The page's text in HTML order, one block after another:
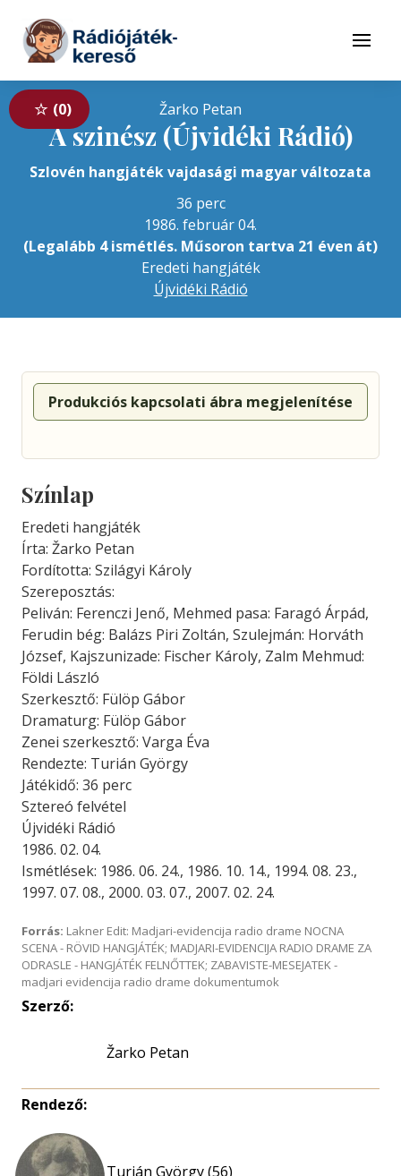
Tovább a tartalomhoz
Menü
0 Žarko Petan
A szinész (Újvidéki Rádió)
Szlovén hangjáték vajdasági magyar változata
36 perc
1986. február 04.
(Legalább 4 ismétlés. Műsoron tartva 21 éven át)
Eredeti hangjáték
Újvidéki Rádió
Produkciós kapcsolati ábra megjelenítése
Színlap
Eredeti hangjáték
Írta: Žarko Petan
Fordította: Szilágyi Károly
Szereposztás:
Peliván: Ferenczi Jenő, Mehmed pasa: Faragó Árpád,
Ferudin bég: Balázs Piri Zoltán, Szulejmán: Horváth
József, Kajszunizade: Fischer Károly, Zalm Mehmud:
Földi László
Szerkesztő: Fülöp Gábor
Dramaturg: Fülöp Gábor
Zenei szerkesztő: Varga Éva
Rendezte: Turián György
Játékidő: 36 perc
Sztereó felvétel
Újvidéki Rádió
1986. 02. 04.
Ismétlések: 1986. 06. 24., 1986. 10. 14., 1994. 08. 23.,
1997. 07. 08., 2000. 03. 07., 2007. 02. 24.
Forrás: Lakner Edit: Madjari-evidencija radio drame NOCNA
SCENA - RÖVID HANGJÁTÉK; MADJARI-EVIDENCIJA RADIO DRAME ZA
ODRASLE - HANGJÁTÉK FELNŐTTEK; ZABAVISTE-MESEJATEK -
madjari evidencija radio drame dokumentumok
Szerző:
Žarko Petan
Rendező:
Turián György (56)